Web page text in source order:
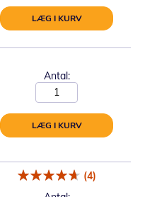
LÆG I KURV
Antal:
LÆG I KURV
(4)